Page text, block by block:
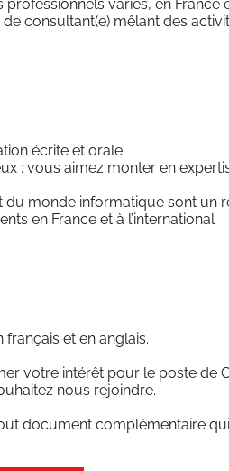
variés, en France
consultant(e) mêlant des
écrite et orale
: vous aimez mon­ter en
du monde infor­ma­tique sont un
en France et à l’international
et en anglais.
votre inté­rêt pour le poste de
nous rejoindre.
docu­ment com­plé­men­taire